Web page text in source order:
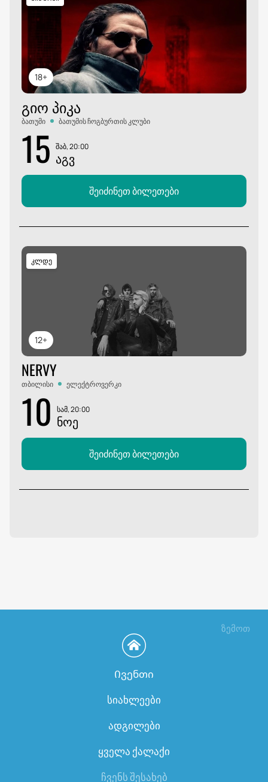
18+
ᲒᲘᲝ ᲞᲘᲙᲐ
ბათუმი ბათუმის ჩოგბურთის კლუბი
15 შაბ, 20:00
ᲐᲒᲕ
შეიძინეთ ბილეთები
12+
კლდე
NERVY
თბილისი ელექტროვერკი
10 სამ, 20:00
ᲜᲝᲔ
შეიძინეთ ბილეთები
ზემოთ
Ივენთი
სიახლეები
ადგილები
ყველა ქალაქი
ჩვენს შესახებ